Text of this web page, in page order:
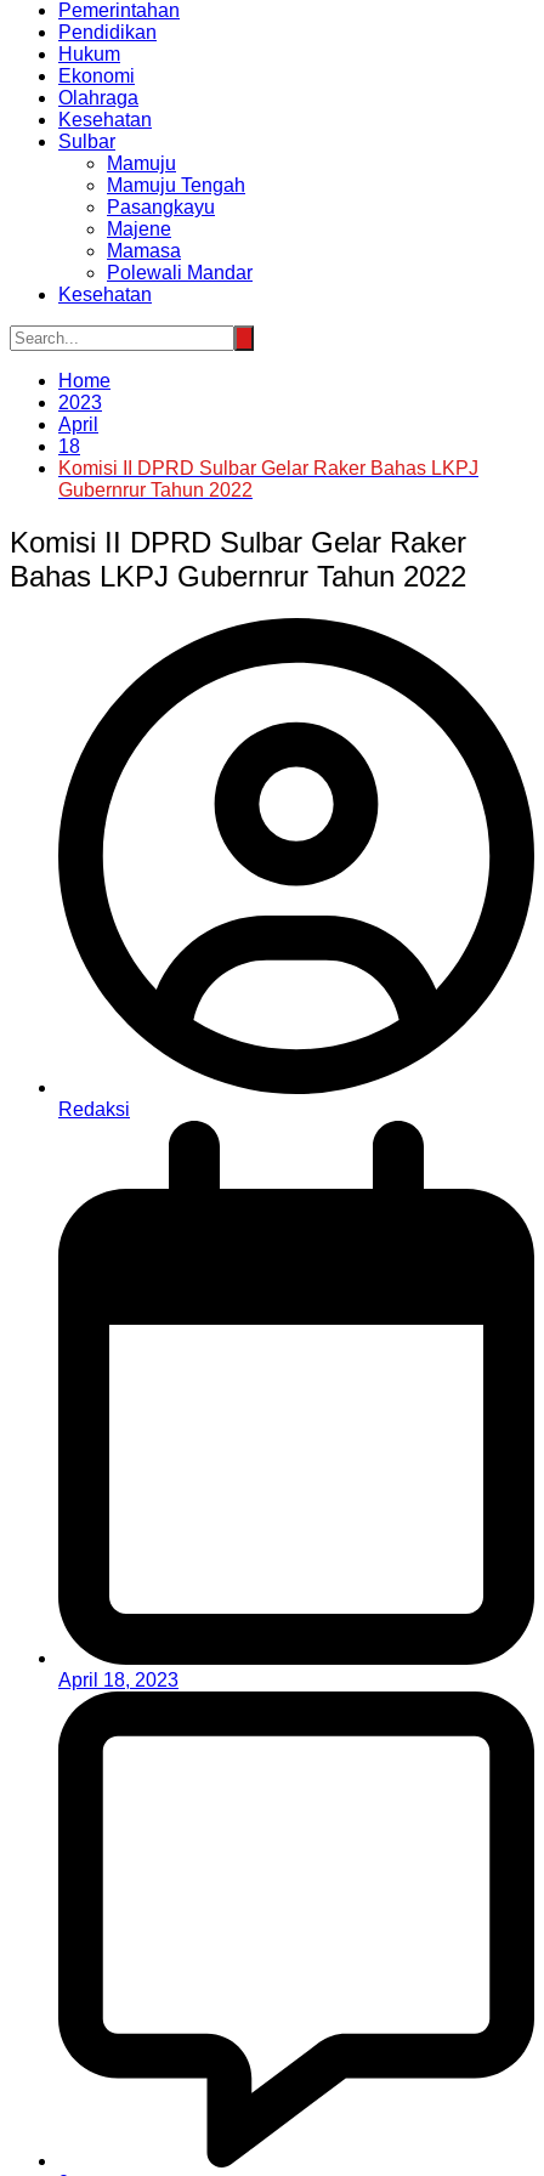
Pemerintahan
Pendidikan
Hukum
Ekonomi
Olahraga
Kesehatan
Sulbar
Mamuju
Mamuju Tengah
Pasangkayu
Majene
Mamasa
Polewali Mandar
Kesehatan
Home
2023
April
18
Komisi II DPRD Sulbar Gelar Raker Bahas LKPJ
Gubernrur Tahun 2022
Komisi II DPRD Sulbar Gelar Raker
Bahas LKPJ Gubernrur Tahun 2022
Redaksi
April 18, 2023